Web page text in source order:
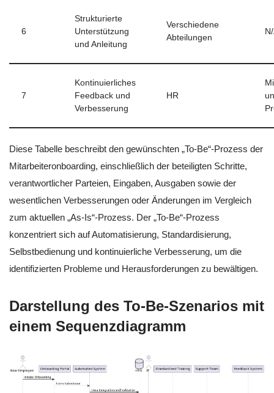
6
Strukturierte
Unterstützung
und Anleitung
Verschiedene
Abteilungen
7
Kontinuierliches
Feedback und
Verbesserung
HR
Diese Tabelle beschreibt den gewünschten „To-Be“-Prozess der
Mitarbeiteronboarding, einschließlich der beteiligten Schritte,
verantwortlicher Parteien, Eingaben, Ausgaben sowie der
wesentlichen Verbesserungen oder Änderungen im Vergleich
zum aktuellen „As-Is“-Prozess. Der „To-Be“-Prozess
konzentriert sich auf Automatisierung, Standardisierung,
Selbstbedienung und kontinuierliche Verbesserung, um die
identifizierten Probleme und Herausforderungen zu bewältigen.
Darstellung des To-Be-Szenarios mit
einem Sequenzdiagramm